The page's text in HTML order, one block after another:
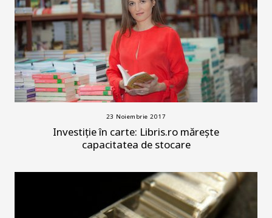
23 Noiembrie 2017
Investiție în carte: Libris.ro mărește
capacitatea de stocare